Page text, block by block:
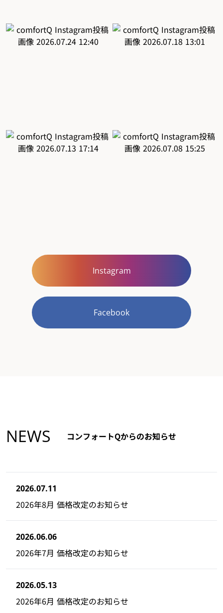
Instagram
Facebook
NEWS コンフォートQからのお知らせ
2026.07.11
2026年8月 価格改定のお知らせ
2026.06.06
2026年7月 価格改定のお知らせ
2026.05.13
2026年6月 価格改定のお知らせ